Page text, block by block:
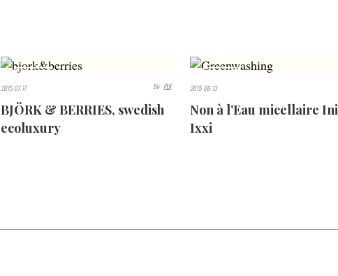
4185
VIEWS
2015-07-17 By: PLK
BJÖRK & BERRIES, swedish
ecoluxury​
VIEWS
2015-06-13
Non à l’Eau micellaire
Ixxi